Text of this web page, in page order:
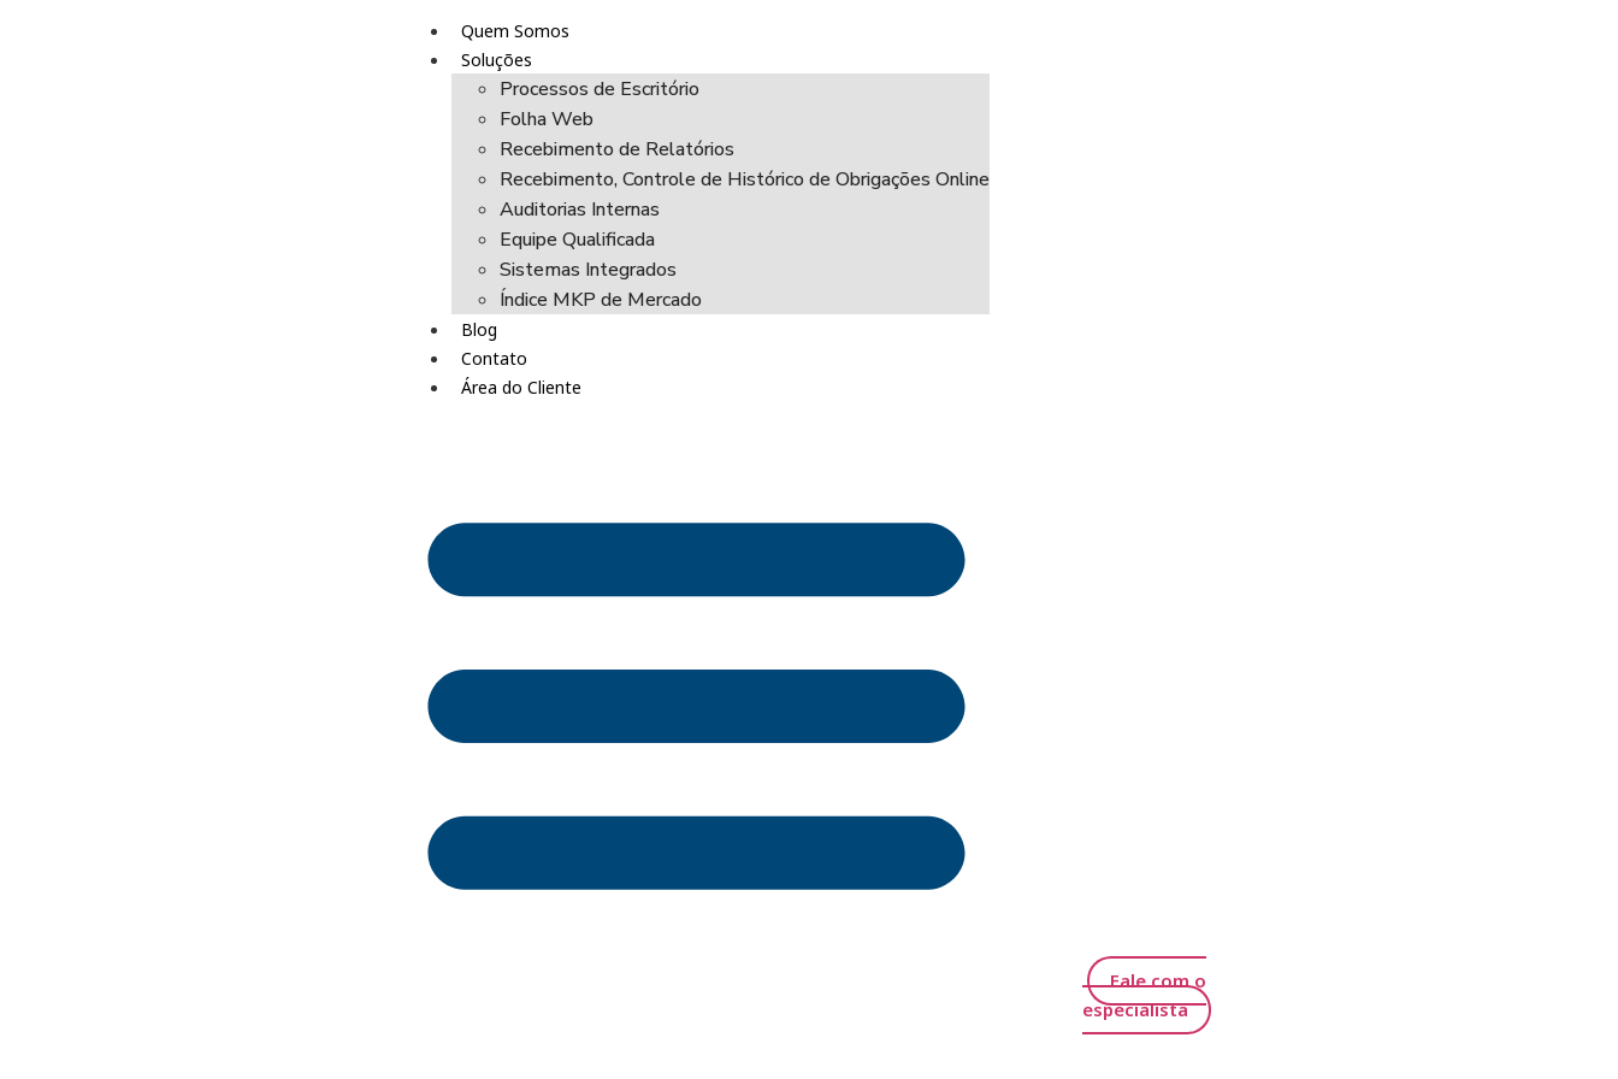
Quem Somos
Soluções
Processos de Escritório
Folha Web
Recebimento de Relatórios
Recebimento, Controle de Histórico de Obrigações Online
Auditorias Internas
Equipe Qualificada
Sistemas Integrados
Índice MKP de Mercado
Blog
Contato
Área do Cliente
Fale com o
especialista